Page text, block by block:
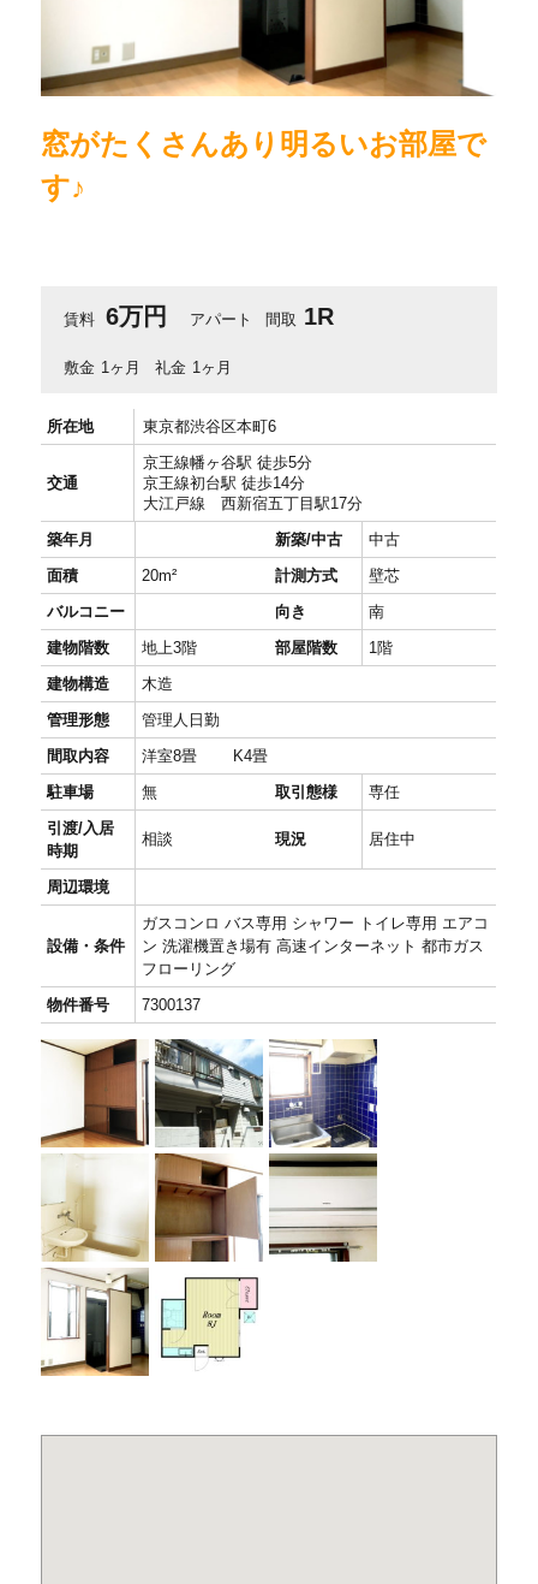
窓がたくさんあり明るいお部屋で
す♪
賃料 6万円 アパート 間取 1R
敷金 1ヶ月 礼金 1ヶ月
所在地 東京都渋谷区本町6
交通
京王線幡ヶ谷駅 徒歩5分
京王線初台駅 徒歩14分
大江戸線 西新宿五丁目駅17分
築年月
新築/中古
中古
面積
20m² 計測方式
壁芯
バルコニー
向き
南
建物階数
地上3階 部屋階数
1階
建物構造
木造
管理形態
管理人日勤
間取内容
洋室8畳 K4畳
駐車場
無 取引態様
専任
引渡/入居
時期
相談 現況 居住中
周辺環境
設備・条件
ガスコンロ バス専用 シャワー トイレ専用 エアコ
ン 洗濯機置き場有 高速インターネット 都市ガス
フローリング
物件番号
7300137